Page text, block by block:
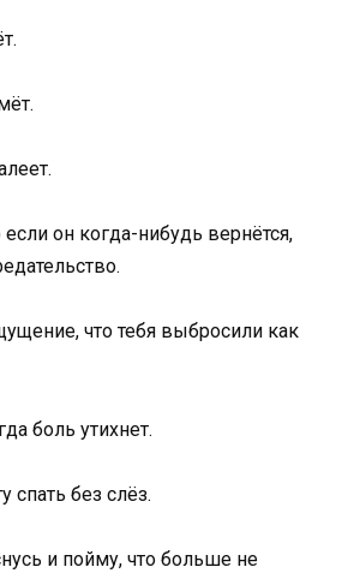
он когда-нибудь вернётся,
что тебя выбросили как
боль утихнет.
спать без слёз.
и пойму, что больше не